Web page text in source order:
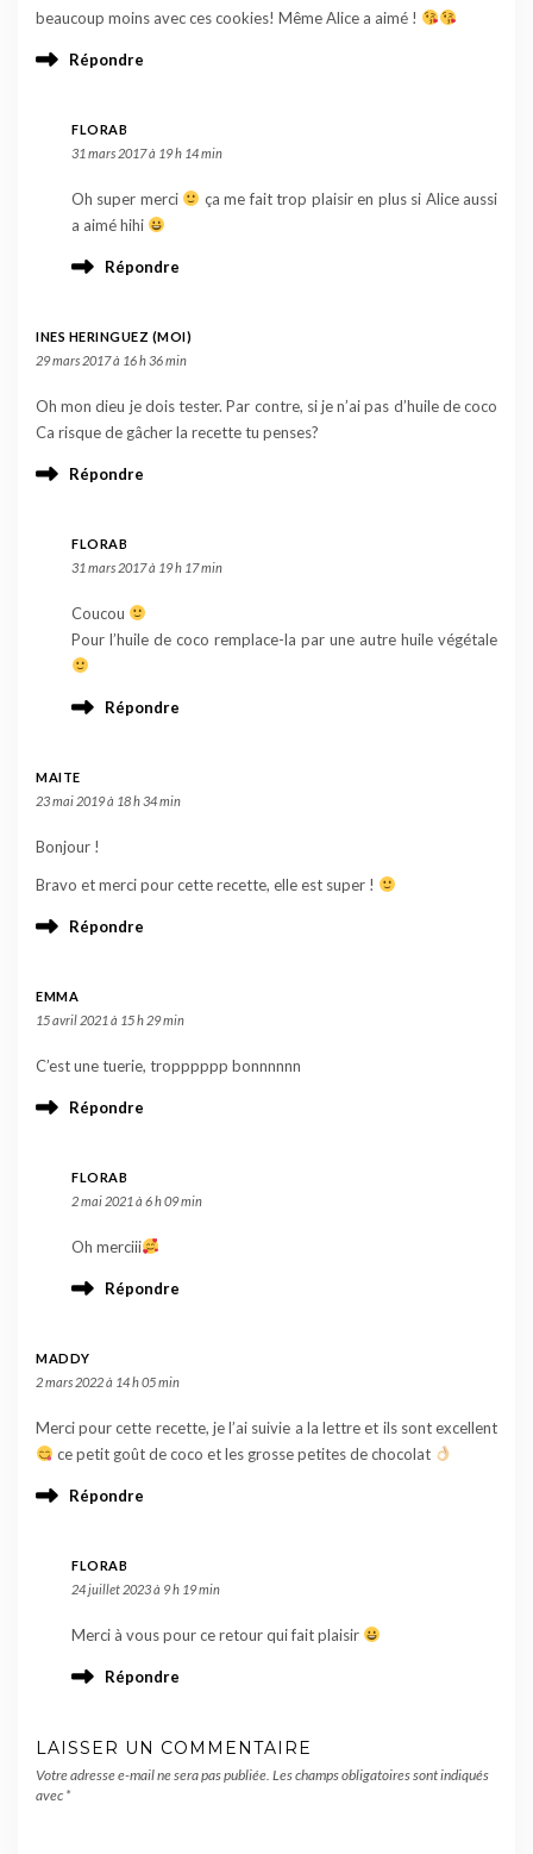
beaucoup moins avec ces cookies! Même Alice a aimé !
Répondre
FLORAB
31 mars 2017 à 19 h 14 min
Oh super merci
ça me fait trop plaisir en plus si Alice aussi
a aimé hihi
Répondre
INES HERINGUEZ (MOI)
29 mars 2017 à 16 h 36 min
Oh mon dieu je dois tester. Par contre, si je n’ai pas d’huile de coco
Ca risque de gâcher la recette tu penses?
Répondre
FLORAB
31 mars 2017 à 19 h 17 min
Coucou
Pour l’huile de coco remplace-la par une autre huile végétale
Répondre
MAITE
23 mai 2019 à 18 h 34 min
Bonjour !
Bravo et merci pour cette recette, elle est super !
Répondre
EMMA
15 avril 2021 à 15 h 29 min
C’est une tuerie, tropppppp bonnnnnn
Répondre
FLORAB
2 mai 2021 à 6 h 09 min
Oh merciii
Répondre
MADDY
2 mars 2022 à 14 h 05 min
Merci pour cette recette, je l’ai suivie a la lettre et ils sont excellent
ce petit goût de coco et les grosse petites de chocolat
Répondre
FLORAB
24 juillet 2023 à 9 h 19 min
Merci à vous pour ce retour qui fait plaisir
Répondre
LAISSER UN COMMENTAIRE
Votre adresse e-mail ne sera pas publiée. Les champs obligatoires sont indiqués
avec *